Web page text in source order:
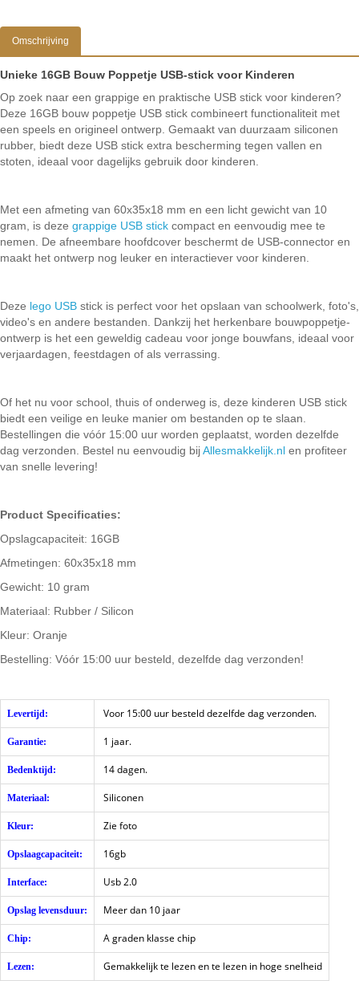
Omschrijving
Unieke 16GB Bouw Poppetje USB-stick voor Kinderen
Op zoek naar een grappige en praktische USB stick voor kinderen?
Deze 16GB bouw poppetje USB stick combineert functionaliteit met
een speels en origineel ontwerp. Gemaakt van duurzaam siliconen
rubber, biedt deze USB stick extra bescherming tegen vallen en
stoten, ideaal voor dagelijks gebruik door kinderen.
Met een afmeting van 60x35x18 mm en een licht gewicht van 10
gram, is deze grappige USB stick compact en eenvoudig mee te
nemen. De afneembare hoofdcover beschermt de USB-connector en
maakt het ontwerp nog leuker en interactiever voor kinderen.
Deze lego USB stick is perfect voor het opslaan van schoolwerk, foto's,
video's en andere bestanden. Dankzij het herkenbare bouwpoppetje-
ontwerp is het een geweldig cadeau voor jonge bouwfans, ideaal voor
verjaardagen, feestdagen of als verrassing.
Of het nu voor school, thuis of onderweg is, deze kinderen USB stick
biedt een veilige en leuke manier om bestanden op te slaan.
Bestellingen die vóór 15:00 uur worden geplaatst, worden dezelfde
dag verzonden. Bestel nu eenvoudig bijAllesmakkelijk.nl en profiteer
van snelle levering!
Product Specificaties:
Opslagcapaciteit: 16GB
Afmetingen: 60x35x18 mm
Gewicht: 10 gram
Materiaal: Rubber / Silicon
Kleur: Oranje
Bestelling: Vóór 15:00 uur besteld, dezelfde dag verzonden!
Levertijd: Voor 15:00 uur besteld dezelfde dag verzonden.
Garantie: 1 jaar.
Bedenktijd: 14 dagen.
Materiaal: Siliconen
Kleur: Zie foto
Opslaagcapaciteit: 16gb
Interface: Usb 2.0
Opslag levensduur: Meer dan 10 jaar
Chip: A graden klasse chip
Lezen: Gemakkelijk te lezen en te lezen in hoge snelheid